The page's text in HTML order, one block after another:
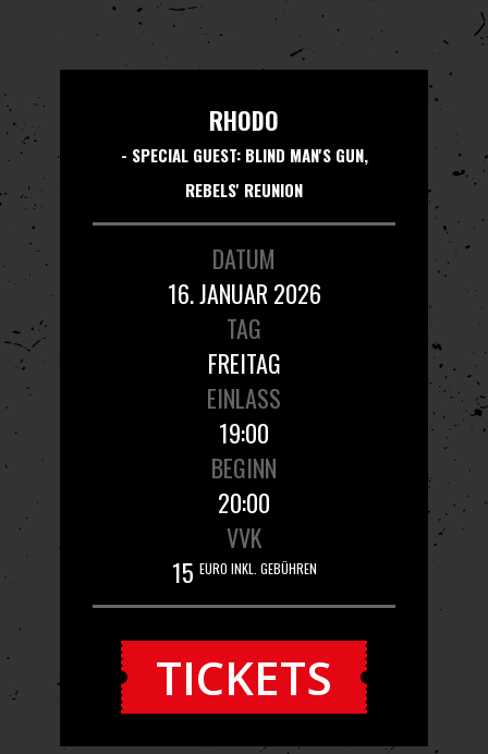
RHODO
- SPECIAL GUEST: BLIND MAN'S GUN,
REBELS' REUNION
DATUM
16. JANUAR 2026
TAG
FREITAG
EINLASS
19:00
BEGINN
20:00
VVK
15 EURO INKL. GEBÜHREN
TICKETS